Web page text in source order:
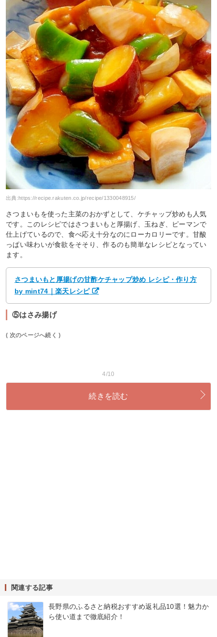
出典:https://recipe.rakuten.co.jp/recipe/1330048915/
さつまいもを使った主菜のおかずとして、ケチャップ炒めも人気
です。このレシピではさつまいもと厚揚げ、玉ねぎ、ピーマンで
仕上げているので、食べ応え十分なのにローカロリーです。甘酸
っぱい味わいが食欲をそそり、作るのも簡単なレシピとなってい
ます。
さつまいもと厚揚げの甘酢ケチャップ炒め レシピ・作り方
by mint74｜楽天レシピ
⑤はさみ揚げ
( 次のページへ続く )
4/10
続きを読む
関連する記事
長野県のふるさと納税おすすめ返礼品10選！魅力か
ら使い道まで徹底紹介！